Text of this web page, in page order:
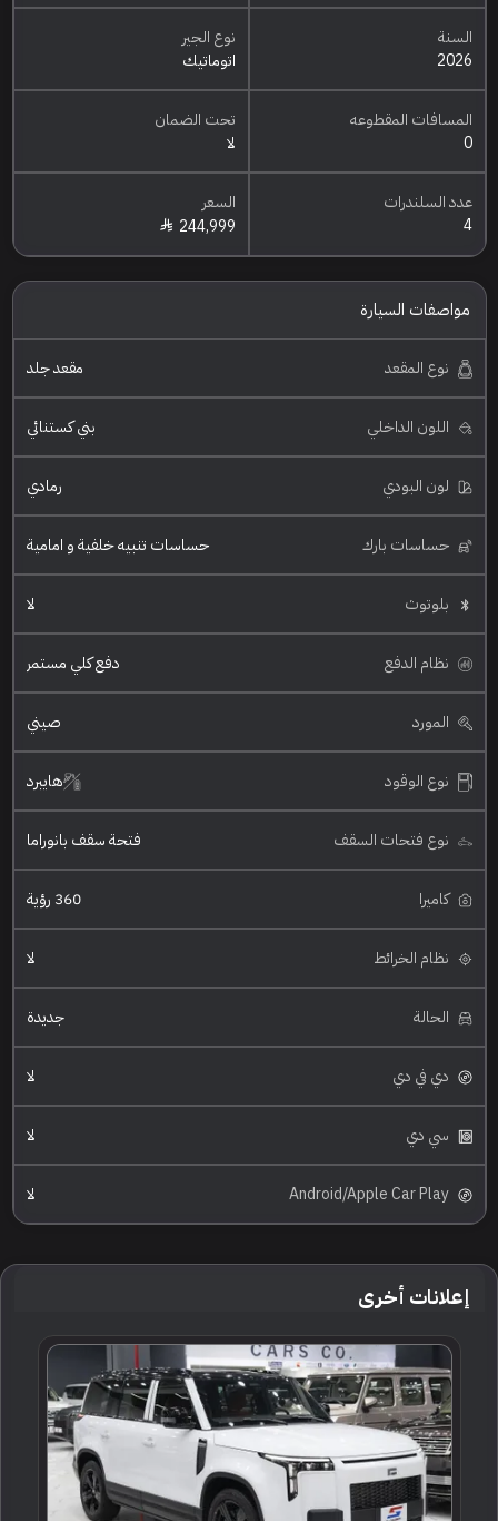
السنة
2026
نوع الجير
اتوماتيك
المسافات المقطوعه
0
تحت الضمان
لا
عدد السلندرات
4
السعر
244,999
مواصفات السيارة
نوع المقعد مقعد جلد
اللون الداخلي بني كستنائي
لون البودي رمادي
حساسات بارك حساسات تنبيه خلفية و امامية
بلوتوث لا
نظام الدفع دفع كلي مستمر
المورد صيني
نوع الوقود هايبرد
نوع فتحات السقف فتحة سقف بانوراما
كاميرا 360 رؤية
نظام الخرائط لا
الحالة جديدة
دي في دي لا
سي دي لا
Android/Apple Car Play لا
إعلانات أخرى